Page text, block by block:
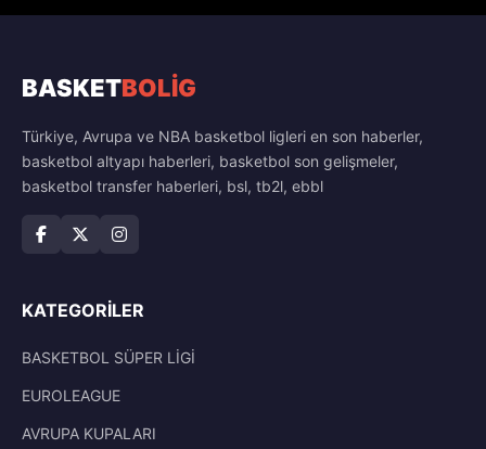
BASKETBOLİG
Türkiye, Avrupa ve NBA basketbol ligleri en son haberler,
basketbol altyapı haberleri, basketbol son gelişmeler,
basketbol transfer haberleri, bsl, tb2l, ebbl
KATEGORILER
BASKETBOL SÜPER LİGİ
EUROLEAGUE
AVRUPA KUPALARI